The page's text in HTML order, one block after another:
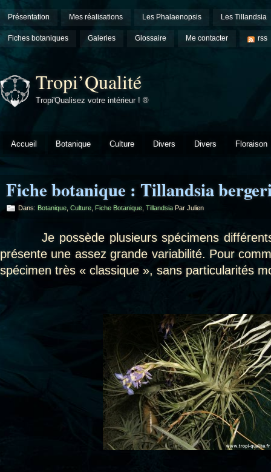
Présentation Mes réalisations Les Phalaenopsis Les Tillandsia
Fiches botaniques Galeries Glossaire Me contacter rss
Tropi’Qualité
Tropi'Qualisez votre intérieur ! ®
Accueil Botanique Culture Divers Divers Floraison
Fiche botanique : Tillandsia
Dans: Botanique Culture Fiche Botanique Tillandsia Par Julien
Je possède plusieurs spécimens différents
présente une assez grande variabilité. Pour
spécimen très « classique », sans particularités